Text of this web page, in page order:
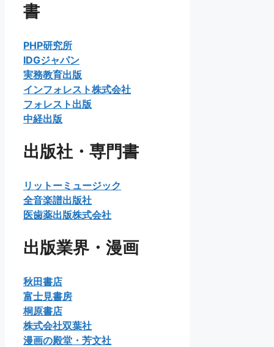
書
PHP研究所
IDGジャパン
実務教育出版
インフォレスト株式会社
フォレスト出版
中経出版
出版社・専門書
リットーミュージック
全音楽譜出版社
医歯薬出版株式会社
出版業界・漫画
秋田書店
富士見書房
桐原書店
株式会社双葉社
漫画の殿堂・芳文社